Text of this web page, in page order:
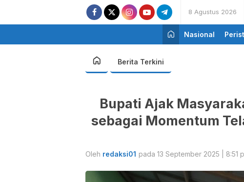
8 Agustus 2026
Nasional
Berita Terkini
Bupati Ajak
sebagai Momentum
Oleh redaksi01 pada 13 September 2025 | 8:51